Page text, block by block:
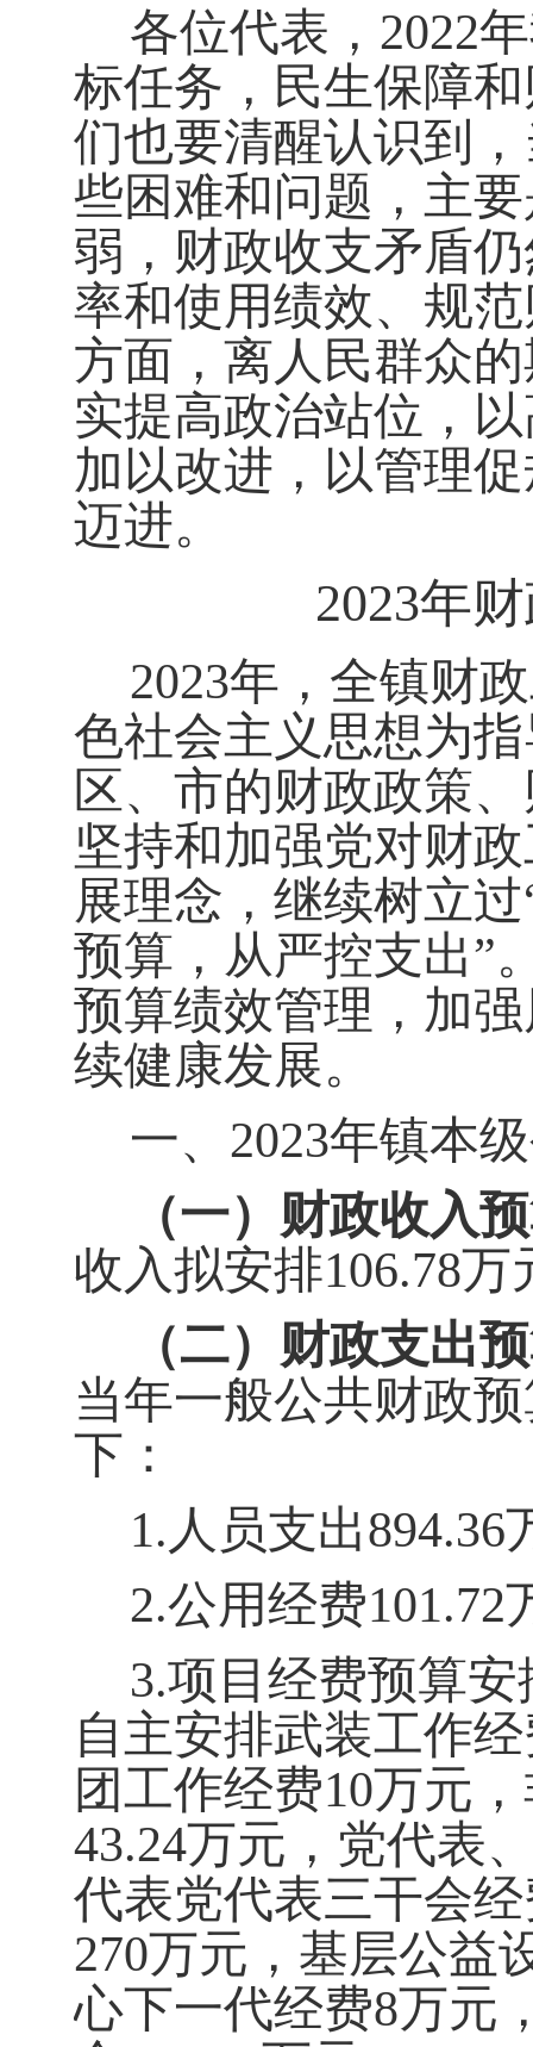
各位代表， 2022
标任务 ，民生保障
们也要清醒认识到
些困难和问题，主
弱 ， 财政收支矛盾
率和使用绩效、规
方面，离人民群众
实提高政治站位，
加以改进，以管理
迈进。
2023年
2023年 ， 全镇财政
色社会主义思想为
区、市的财政政策
坚持和加强党对财
展理念，继续树立过
预算，从严控支出”
预算绩效管理，加
续健康发展。
一、 2023年镇本
（一）财政收入
收入拟安排106.78万
（二）财政支出
当年一般公共财政
下：
1. 人员支出894.36
2.公用经费101.72
3.项目经费预算安
自主安排武装工作
团工作经费10万元
43.24万元，党代表
代表党代表三干会
270万元，基层公益
心下一代经费8万元